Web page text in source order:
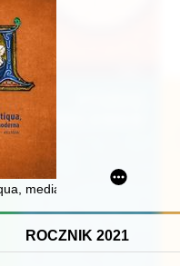
mediaevalis et moderna :
ROCZNIK 2021